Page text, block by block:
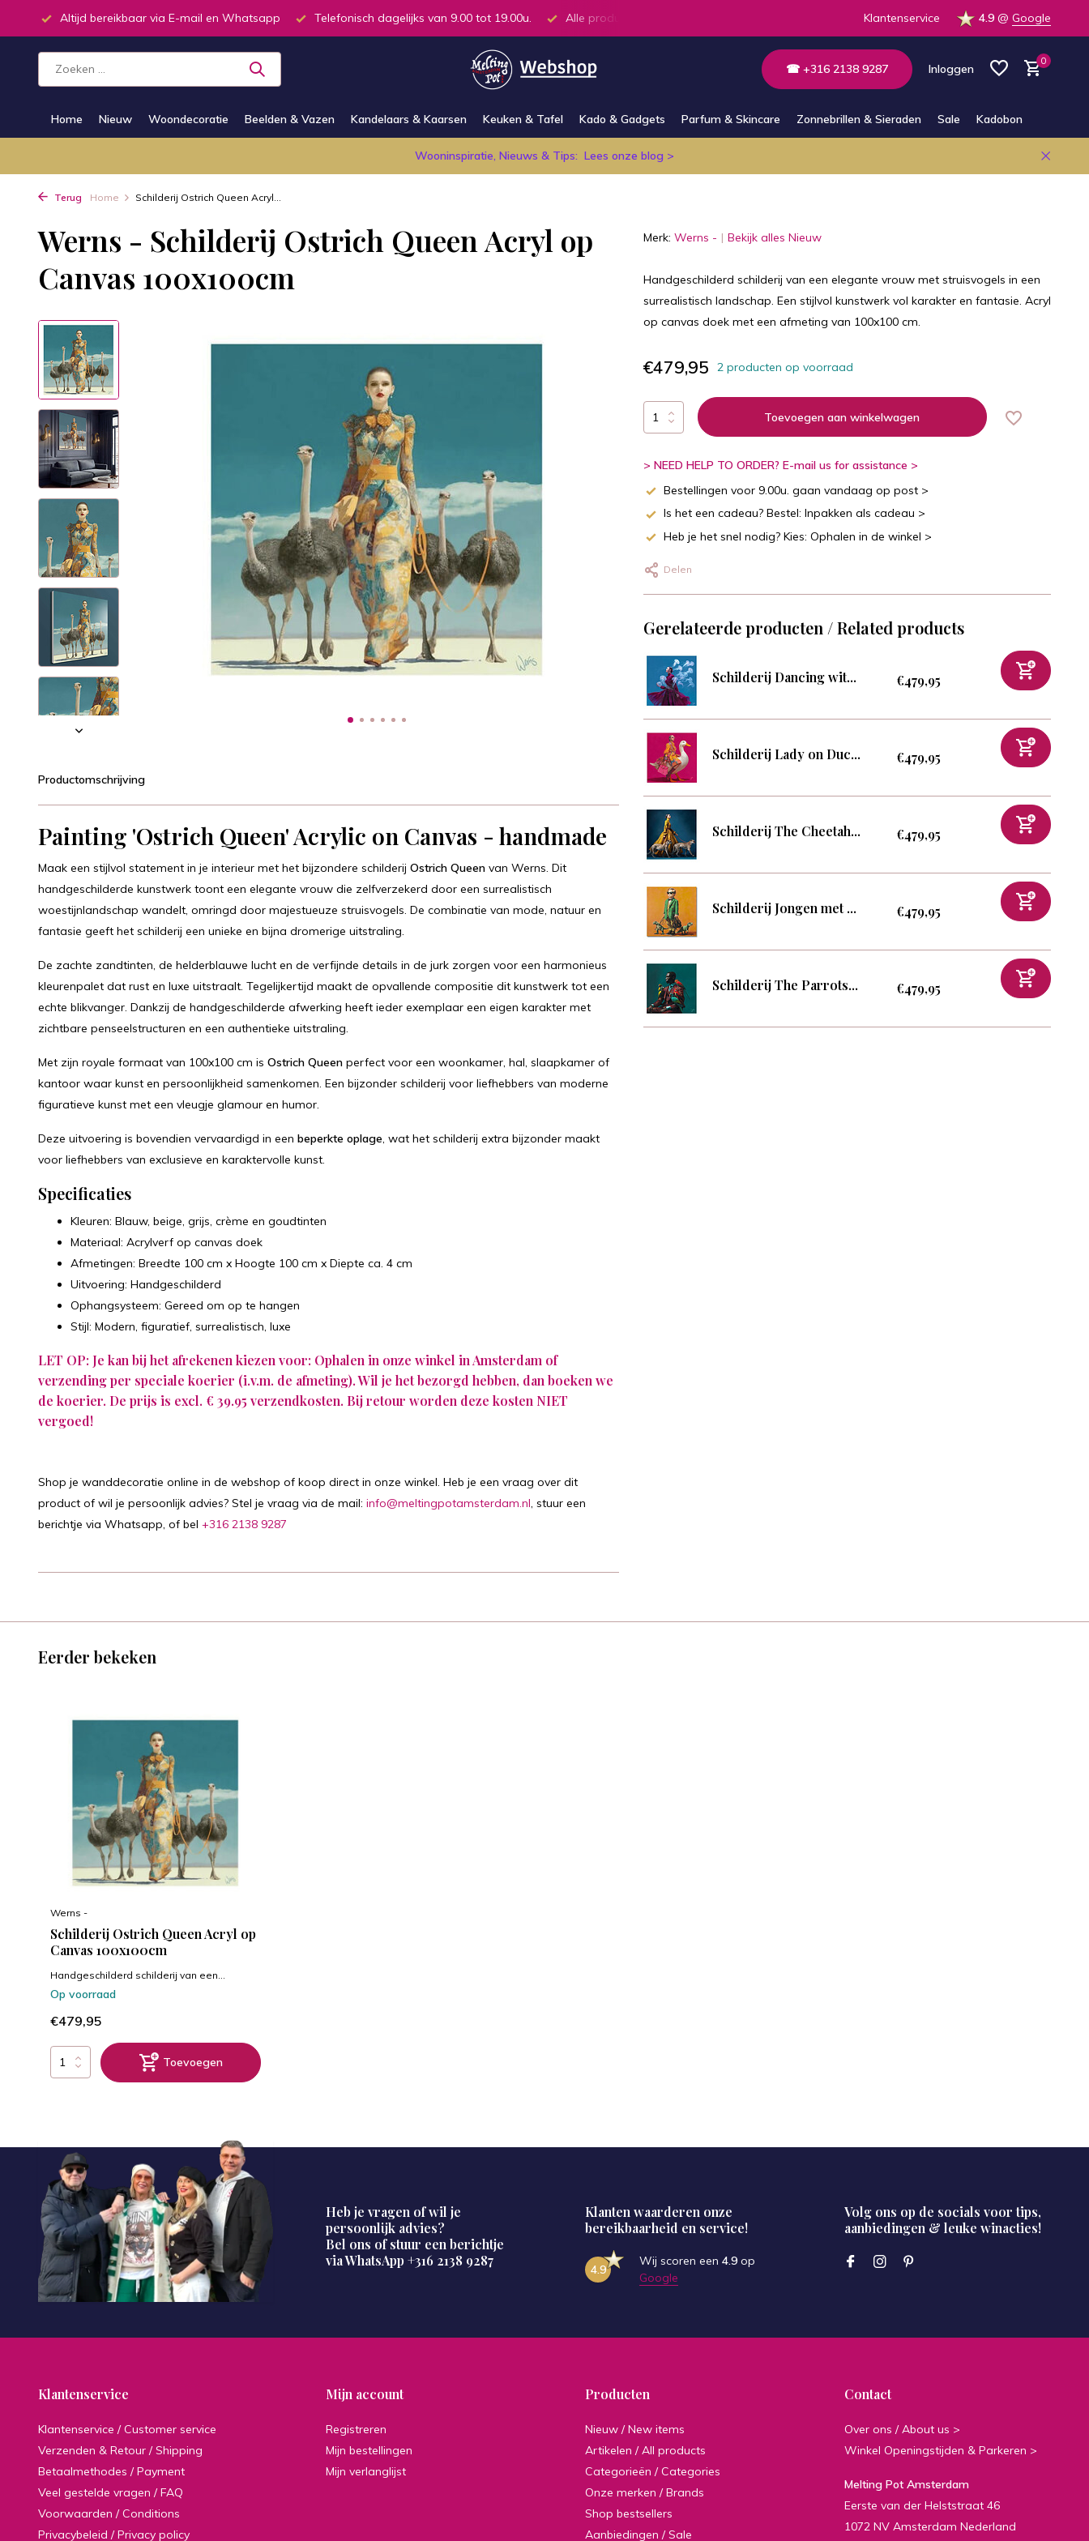
Altijd bereikbaar via E-mail en Whatsapp Telefonisch dagelijks van 9.00 tot 19.00u. Alle producten op voorraad in de winkel Altijd bereikbaar via E-mail en Whatsapp
Klantenservice 4.9 @ Google
☎ +316 2138 9287 Inloggen
0
Home Nieuw Woondecoratie Beelden & Vazen Kandelaars & Kaarsen Keuken & Tafel Kado & Gadgets Parfum & Skincare Zonnebrillen & Sieraden Sale Kadobon
Wooninspiratie, Nieuws & Tips: Lees onze blog >
Terug Home Schilderij Ostrich Queen Acryl...
Werns - Schilderij Ostrich Queen Acryl op
Canvas 100x100cm
Productomschrijving
Painting 'Ostrich Queen' Acrylic on Canvas - handmade
Maak een stijlvol statement in je interieur met het bijzondere schilderij Ostrich Queen van Werns. Dit
handgeschilderde kunstwerk toont een elegante vrouw die zelfverzekerd door een surrealistisch
woestijnlandschap wandelt, omringd door majestueuze struisvogels. De combinatie van mode, natuur en
fantasie geeft het schilderij een unieke en bijna dromerige uitstraling.
De zachte zandtinten, de helderblauwe lucht en de verfijnde details in de jurk zorgen voor een harmonieus
kleurenpalet dat rust en luxe uitstraalt. Tegelijkertijd maakt de opvallende compositie dit kunstwerk tot een
echte blikvanger. Dankzij de handgeschilderde afwerking heeft ieder exemplaar een eigen karakter met
zichtbare penseelstructuren en een authentieke uitstraling.
Met zijn royale formaat van 100x100 cm is Ostrich Queen perfect voor een woonkamer, hal, slaapkamer of
kantoor waar kunst en persoonlijkheid samenkomen. Een bijzonder schilderij voor liefhebbers van moderne
figuratieve kunst met een vleugje glamour en humor.
Deze uitvoering is bovendien vervaardigd in een beperkte oplage, wat het schilderij extra bijzonder maakt
voor liefhebbers van exclusieve en karaktervolle kunst.
Specificaties
Kleuren: Blauw, beige, grijs, crème en goudtinten
Materiaal: Acrylverf op canvas doek
Afmetingen: Breedte 100 cm x Hoogte 100 cm x Diepte ca. 4 cm
Uitvoering: Handgeschilderd
Ophangsysteem: Gereed om op te hangen
Stijl: Modern, figuratief, surrealistisch, luxe
LET OP: Je kan bij het afrekenen kiezen voor: Ophalen in onze winkel in Amsterdam of
verzending per speciale koerier (i.v.m. de afmeting). Wil je het bezorgd hebben, dan boeken we
de koerier. De prijs is excl. € 39.95 verzendkosten. Bij retour worden deze kosten NIET
vergoed!
Shop je wanddecoratie online in de webshop of koop direct in onze winkel. Heb je een vraag over dit
product of wil je persoonlijk advies? Stel je vraag via de mail: info@meltingpotamsterdam.nl, stuur een
berichtje via Whatsapp, of bel +316 2138 9287
Merk: Werns - Bekijk alles Nieuw
Handgeschilderd schilderij van een elegante vrouw met struisvogels in een
surrealistisch landschap. Een stijlvol kunstwerk vol karakter en fantasie. Acryl
op canvas doek met een afmeting van 100x100 cm.
€479,95 2 producten op voorraad
Toevoegen aan winkelwagen
> NEED HELP TO ORDER? E-mail us for assistance >
Bestellingen voor 9.00u. gaan vandaag op post >
Is het een cadeau? Bestel: Inpakken als cadeau >
Heb je het snel nodig? Kies: Ophalen in de winkel >
Delen
Gerelateerde producten / Related products
Schilderij Dancing wit... €479,95
Schilderij Lady on Duc... €479,95
Schilderij The Cheetah... €479,95
Schilderij Jongen met ... €479,95
Schilderij The Parrots... €479,95
Eerder bekeken
Werns -
Schilderij Ostrich Queen Acryl op
Canvas 100x100cm
Handgeschilderd schilderij van een...
Op voorraad
€479,95
Toevoegen
Heb je vragen of wil je
persoonlijk advies?
Bel ons of stuur een berichtje
via WhatsApp +316 2138 9287
Klanten waarderen onze
bereikbaarheid en service!
4.9
Wij scoren een 4.9 op
Google
Volg ons op de socials voor tips,
aanbiedingen & leuke winacties!
Klantenservice
Klantenservice / Customer service
Verzenden & Retour / Shipping
Betaalmethodes / Payment
Veel gestelde vragen / FAQ
Voorwaarden / Conditions
Privacybeleid / Privacy policy
Mijn account
Registreren
Mijn bestellingen
Mijn verlanglijst
Producten
Nieuw / New items
Artikelen / All products
Categorieën / Categories
Onze merken / Brands
Shop bestsellers
Aanbiedingen / Sale
Contact
Over ons / About us >
Winkel Openingstijden & Parkeren >
Melting Pot Amsterdam
Eerste van der Helststraat 46
1072 NV Amsterdam Nederland